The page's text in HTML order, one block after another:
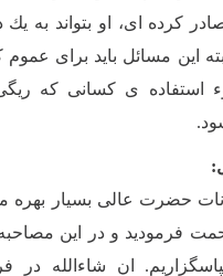
كرده اى، او بتواند به یك
این مسائل باید براى عموم
استفاده ى كسانى كه
حضرت عالى بسیار بهره
فرمودید و در این
ان شاءالله